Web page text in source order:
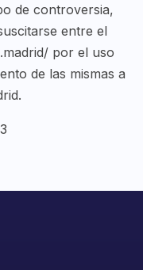
de controversia,
entre el
por el uso
de las mismas a